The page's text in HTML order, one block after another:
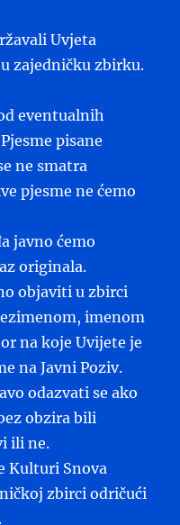
Uvjeta
zajedničku zbirku.
eventualnih
pisane
ne smatra
pjesme ne ćemo
javno ćemo
originala.
objaviti u zbirci
imenom
na koje Uvijete je
na Javni Poziv.
odazvati se ako
obzira bili
ili ne.
Kulturi Snova
zbirci odričući